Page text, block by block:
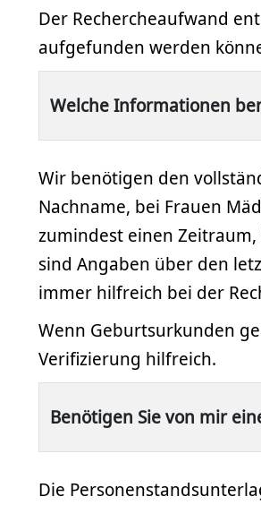
Der Rechercheaufwand
aufgefunden werden
Welche Informationen
Wir benötigen den
Nachname, bei Frauen
zumindest einen
sind Angaben über den
immer hilfreich bei der
Wenn Geburtsurkunden
Verifizierung hilfreich.
Benötigen Sie von mir
Die